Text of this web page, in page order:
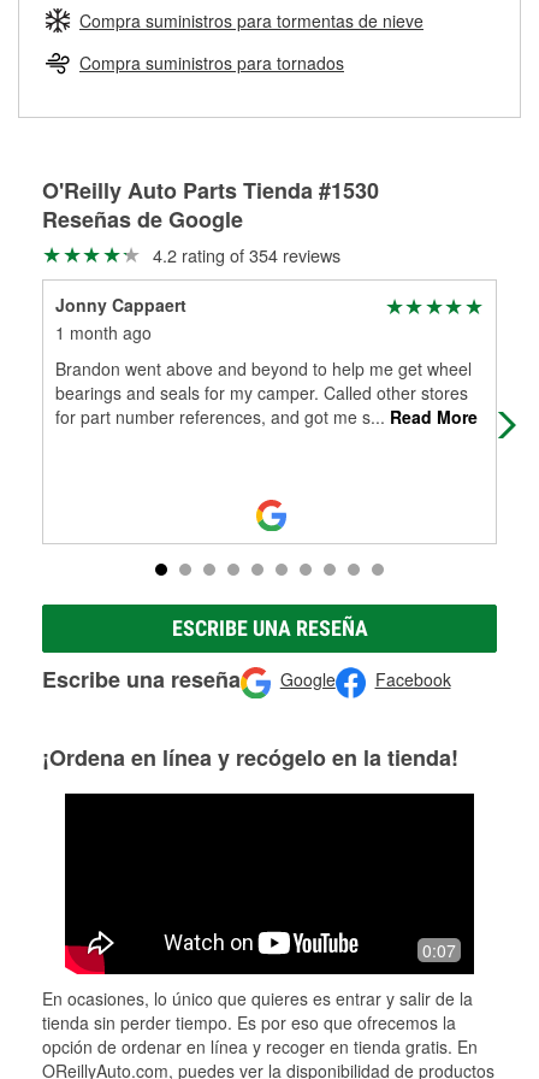
Más información sobre el Programa de Préstamo de
Herramientas de O'Reilly
medirán tus tambores o discos para determinar si pueden
ser rectificados con seguridad. Si tus tambores o discos no
pueden ser reutilizados, podemos ayudarte a encontrar las
partes de reemplazo correctas para tu reparación.
Rectificación de tambores y discos de freno
Compra suministros para tormentas de nieve
Compra suministros para tornados
O'Reilly Auto Parts Tienda #1530
Reseñas de Google
4.2 rating of 354 reviews
Jonny Cappaert
1 month ago
Brandon went above and beyond to help me get wheel
bearings and seals for my camper. Called other stores
for part number references, and got me s... Read More
ESCRIBE UNA RESEÑA
Escribe una reseña Google Facebook
¡Ordena en línea y recógelo en la tienda!
0:07
En ocasiones, lo único que quieres es entrar y salir de la
tienda sin perder tiempo. Es por eso que ofrecemos la
opción de ordenar en línea y recoger en tienda gratis. En
OReillyAuto.com, puedes ver la disponibilidad de productos